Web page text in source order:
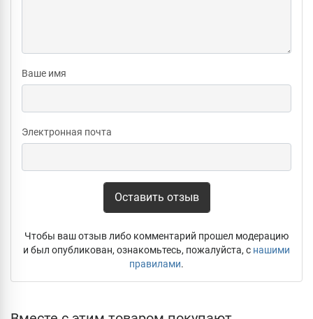
Ваше имя
Электронная почта
Оставить отзыв
Чтобы ваш отзыв либо комментарий прошел модерацию
и был опубликован, ознакомьтесь, пожалуйста, с нашими
правилами.